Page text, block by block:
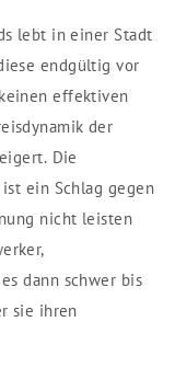
lebt in einer Stadt
endgültig vor
effektiven
der
Die
ein Schlag gegen
nicht leisten
dann schwer bis
sie ihren